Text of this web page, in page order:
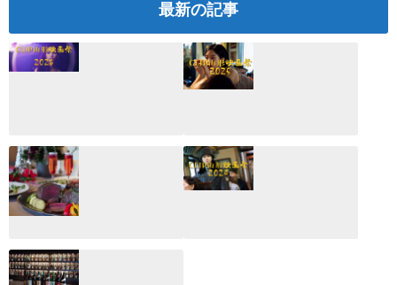
最新の記事
CLIP山形映画祭
2026：映画館派の
編集長が読む2025
年の映画ざっくり
総監
2026.02.27
CLIP山形映画祭
2025：ほぼこれく
らいしか更新して
いない変なブログ
月のホテル☆4日
間限定！クリスマ
スディナーブッフ